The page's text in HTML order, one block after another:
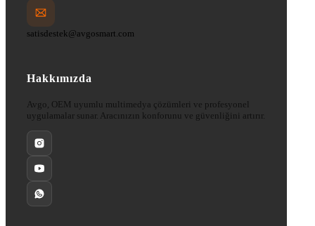
satisdestek@avgosmart.com
Hakkımızda
Avgo, OEM uyumlu multimedya çözümleri ve profesyonel
uygulamalar sunar. Aracınızın konforunu ve güvenliğini artırır.